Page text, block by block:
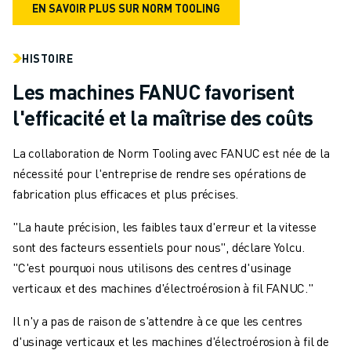
EN SAVOIR PLUS SUR NORM TOOLING
HISTOIRE
Les machines FANUC favorisent
l'efficacité et la maîtrise des coûts
La collaboration de Norm Tooling avec FANUC est née de la
nécessité pour l'entreprise de rendre ses opérations de
fabrication plus efficaces et plus précises.
"La haute précision, les faibles taux d'erreur et la vitesse
sont des facteurs essentiels pour nous", déclare Yolcu.
"C'est pourquoi nous utilisons des centres d'usinage
verticaux et des machines d'électroérosion à fil FANUC."
Il n'y a pas de raison de s'attendre à ce que les centres
d'usinage verticaux et les machines d'électroérosion à fil de